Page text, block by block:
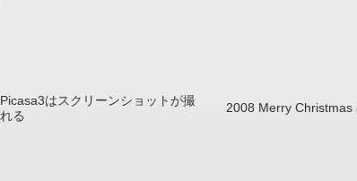
Picasa3はスクリーンショットが撮
れる
2008 Merry